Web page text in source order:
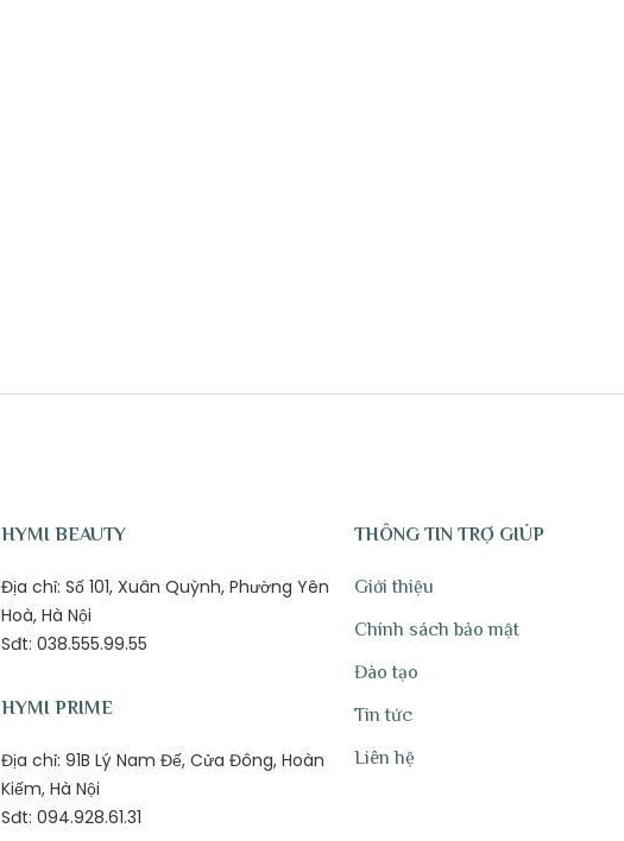
HYMI BEAUTY
Địa chỉ: Số 101, Xuân Quỳnh, Phường Yên
Hoà, Hà Nội
Sđt: 038.555.99.55
HYMI PRIME
Địa chỉ: 91B Lý Nam Đế, Cửa Đông, Hoàn
Kiếm, Hà Nội
Sđt: 094.928.61.31
THÔNG TIN TRỢ GIÚP
Giới thiệu
Chính sách bảo mật
Đào tạo
Tin tức
Liên hệ